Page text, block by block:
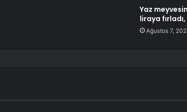
Yaz
liraya
Ağustos 7,